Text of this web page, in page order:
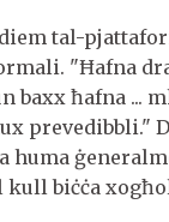
tal-
"Ħafna
ħafna ...
prevedibbli."
huma
kull biċċa